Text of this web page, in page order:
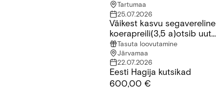
Tartumaa
25.07.2026
Väikest kasvu segavereline koerapreili(3,5 a)otsib uut kodu
Väikest kasvu segavereline
koerapreili(3,5 a)otsib uut
kodu
Tasuta loovutamine
Järvamaa
22.07.2026
Eesti Hagija kutsikad
600,00 €